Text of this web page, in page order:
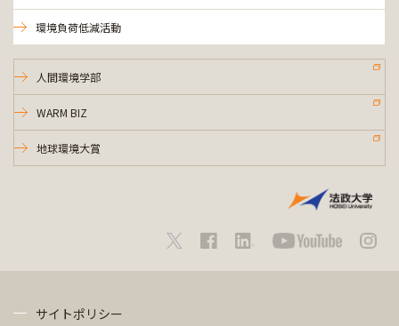
環境負荷低減活動
人間環境学部
WARM BIZ
地球環境大賞
サイトポリシー